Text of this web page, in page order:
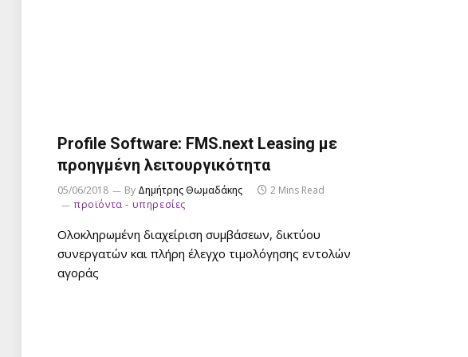
Profile Software: FMS.next Leasing με
προηγμένη λειτουργικότητα
05/06/2018 By Δημήτρης Θωμαδάκης
2 Mins Read
προϊόντα - υπηρεσίες
Ολοκληρωμένη διαχείριση συμβάσεων, δικτύου
συνεργατών και πλήρη έλεγχο τιμολόγησης εντολών
αγοράς